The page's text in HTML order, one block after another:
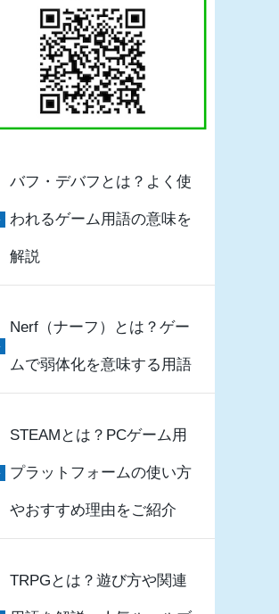
バフ・デバフとは？よく使
われるゲーム用語の意味を
解説
Nerf（ナーフ）とは？ゲー
ムで弱体化を意味する用語
STEAMとは？PCゲーム用
プラットフォームの使い方
やおすすめ理由をご紹介
TRPGとは？遊び方や関連